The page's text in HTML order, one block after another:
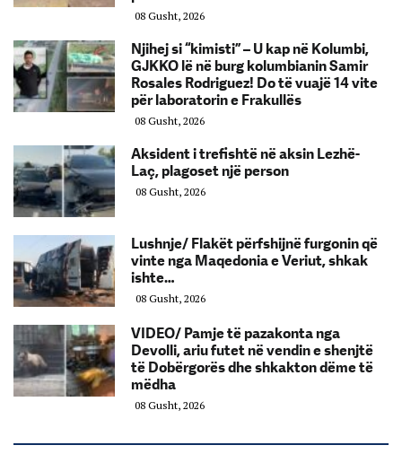
08 Gusht, 2026
Njihej si “kimisti” – U kap në Kolumbi,
GJKKO lë në burg kolumbianin Samir
Rosales Rodriguez! Do të vuajë 14 vite
për laboratorin e Frakullës
08 Gusht, 2026
Aksident i trefishtë në aksin Lezhë-
Laç, plagoset një person
08 Gusht, 2026
Lushnje/ Flakët përfshijnë furgonin që
vinte nga Maqedonia e Veriut, shkak
ishte…
08 Gusht, 2026
VIDEO/ Pamje të pazakonta nga
Devolli, ariu futet në vendin e shenjtë
të Dobërgorës dhe shkakton dëme të
mëdha
08 Gusht, 2026